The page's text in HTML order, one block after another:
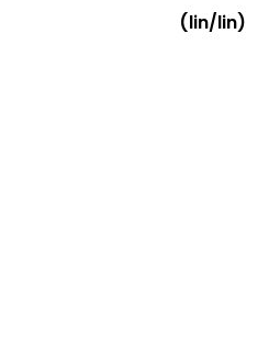
(lin/lin)